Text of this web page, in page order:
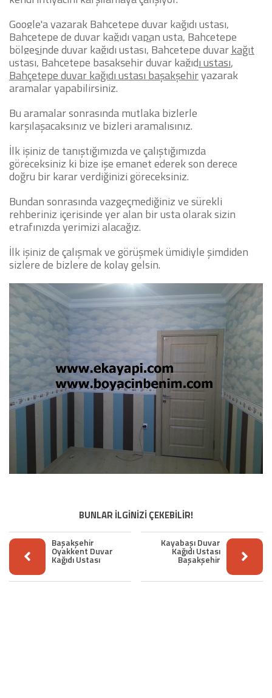
Google'a yazarakBahçetepe duvar kağıdı ustası,
Bahçetepe de duvar kağıdı yapan usta, Bahçetepe
bölgesinde duvar kağıdı ustası, Bahçetepe duvar kağıt
ustası, Bahçetepe başakşehir duvar kağıdı ustası,
Bahçetepe duvar kağıdı ustası başakşehiryazarak
aramalar yapabilirsiniz.
Bu aramalar sonrasında mutlaka bizlerle
karşılaşacaksınız ve bizleri aramalısınız.
İlk işiniz de tanıştığımızda ve çalıştığımızda
göreceksiniz ki bize işe emanet ederek son derece
doğru bir karar verdiğinizi göreceksiniz.
Bundan sonrasında vazgeçmediğiniz ve sürekli
rehberiniz içerisinde yer alan bir usta olarak sizin
etrafınızda yerimizi alacağız.
İlk işiniz de çalışmak ve görüşmek ümidiyle şimdiden
sizlere de bizlere de kolay gelsin.
BUNLAR İLGİNİZİ ÇEKEBİLİR!
Başakşehir
Oyakkent Duvar
Kağıdı Ustası
Kayabaşı Duvar
Kağıdı Ustası
Başakşehir